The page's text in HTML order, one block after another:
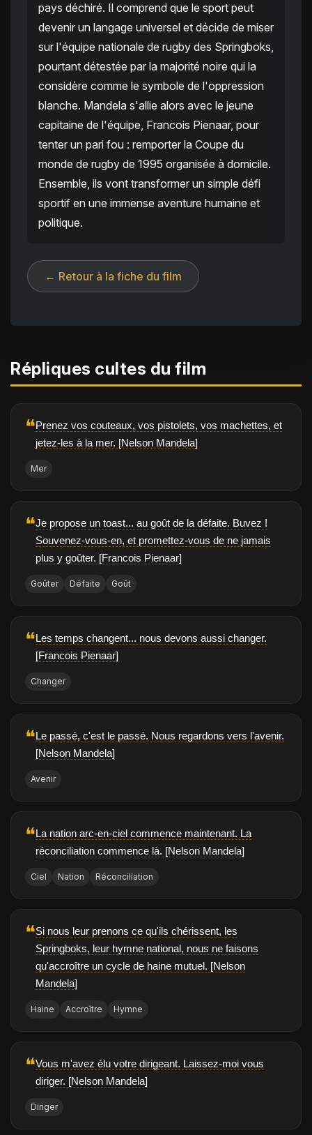
pays déchiré. Il comprend que le sport peut
devenir un langage universel et décide de miser
sur l'équipe nationale de rugby des Springboks,
pourtant détestée par la majorité noire qui la
considère comme le symbole de l'oppression
blanche. Mandela s'allie alors avec le jeune
capitaine de l'équipe, Francois Pienaar, pour
tenter un pari fou : remporter la Coupe du
monde de rugby de 1995 organisée à domicile.
Ensemble, ils vont transformer un simple défi
sportif en une immense aventure humaine et
politique.
← Retour à la fiche du film
Répliques cultes du film
❝Prenez vos couteaux, vos pistolets, vos machettes, et
jetez-les à la mer. [Nelson Mandela]
Mer
❝Je propose un toast... au goût de la défaite. Buvez !
Souvenez-vous-en, et promettez-vous de ne jamais
plus y goûter. [Francois Pienaar]
Goûter Défaite Goût
❝Les temps changent... nous devons aussi changer.
[Francois Pienaar]
Changer
❝Le passé, c'est le passé. Nous regardons vers l'avenir.
[Nelson Mandela]
Avenir
❝La nation arc-en-ciel commence maintenant. La
réconciliation commence là. [Nelson Mandela]
Ciel Nation Réconciliation
❝Si nous leur prenons ce qu'ils chérissent, les
Springboks, leur hymne national, nous ne faisons
qu'accroître un cycle de haine mutuel. [Nelson
Mandela]
Haine Accroître Hymne
❝Vous m'avez élu votre dirigeant. Laissez-moi vous
diriger. [Nelson Mandela]
Diriger